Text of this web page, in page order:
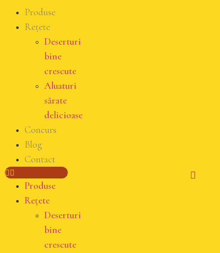
Produse
Rețete
Deserturi
bine
crescute
Aluaturi
sărate
delicioase
Concurs
Blog
Contact
Produse
Rețete
Deserturi
bine
crescute